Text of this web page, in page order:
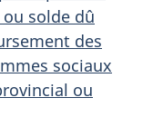
solde dû
des
sociaux
ou